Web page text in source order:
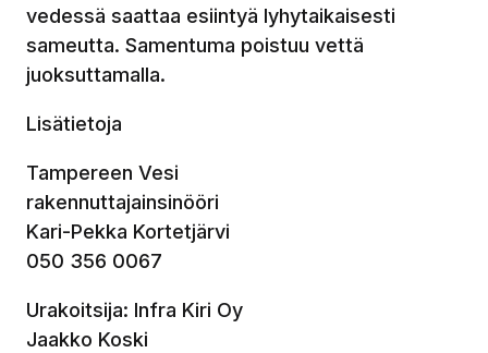
vedessä saattaa esiintyä lyhytaikaisesti
sameutta. Samentuma poistuu vettä
juoksuttamalla.
Lisätietoja
Tampereen Vesi
rakennuttajainsinööri
Kari-Pekka Kortetjärvi
050 356 0067
Urakoitsija: Infra Kiri Oy
Jaakko Koski